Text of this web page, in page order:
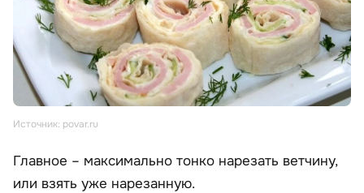
Источник: povar.ru
Главное – максимально тонко нарезать ветчину,
или взять уже нарезанную.